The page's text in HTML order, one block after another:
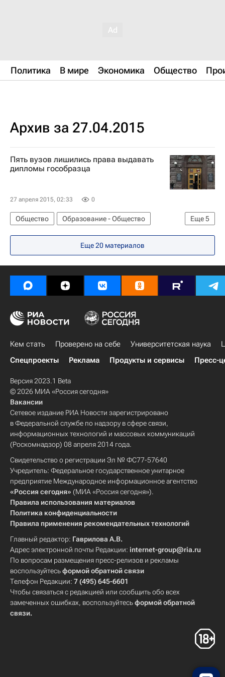
Политика В мире Экономика Общество
Архив за 27.04.2015
Пять вузов лишились права выдавать
дипломы гособразца
27 апреля 2015, 02:33 0
Еще5
Общество
Образование - Общество
В России
Европа
Весь мир
Россия
Еще 20 материалов
Кем стать Проверено на себе Университетская наука
Спецпроекты
Реклама Продукты и сервисы Пресс-
Версия 2023.1 Beta
© 2026 МИА «Россия сегодня»
Вакансии
Сетевое издание РИА Новости зарегистрировано
в Федеральной службе по надзору в сфере связи,
информационных технологий и массовых коммуникаций
(Роскомнадзор) 08 апреля 2014 года.
Свидетельство о регистрации Эл № ФС77-57640
Учредитель: Федеральное государственное унитарное
предприятие Международное информационное агентство
«Россия сегодня» (МИА «Россия сегодня»).
Правила использования материалов
Политика конфиденциальности
Правила применения рекомендательных технологий
Главный редактор: Гаврилова А.В.
Адрес электронной почты Редакции: internet-group@ria.ru
По вопросам размещения пресс-релизов и рекламы
воспользуйтесьформой обратной связи
Телефон Редакции: 7 (495) 645-6601
Чтобы связаться с редакцией или сообщить обо всех
замеченных ошибках, воспользуйтесьформой обратной
связи.